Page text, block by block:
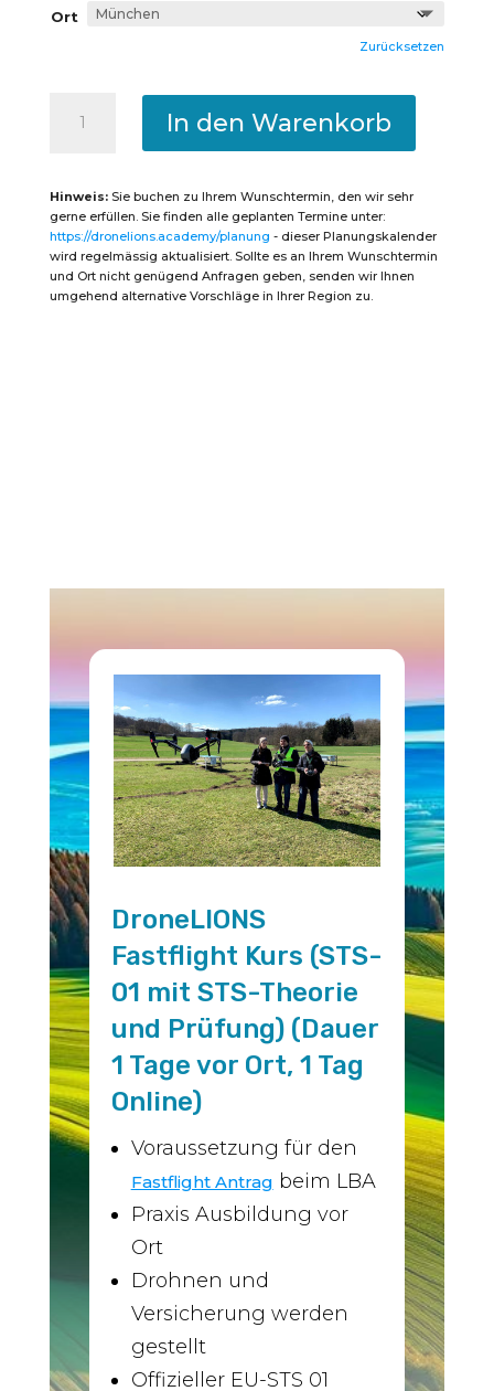
Ort
Zurücksetzen
Fastflight-
Theorie
und
Prüfung)
(Dauer
1
Tage
vor
Ort,
In den Warenkorb
Hinweis:Sie buchen zu Ihrem Wunschtermin, den wir sehr
gerne erfüllen. Sie finden alle geplanten Termine unter:
https://dronelions.academy/planung - dieser Planungskalender
wird regelmässig aktualisiert. Sollte es an Ihrem Wunschtermin
und Ort nicht genügend Anfragen geben, senden wir Ihnen
umgehend alternative Vorschläge in Ihrer Region zu.
DroneLIONS
Fastflight Kurs (STS-
01 mit STS-Theorie
und Prüfung) (Dauer
1 Tage vor Ort, 1 Tag
Online)
Voraussetzung für den
Fastflight Antrag beim LBA
Praxis Ausbildung vor
Ort
Drohnen und
Versicherung werden
gestellt
Offizieller EU-STS 01